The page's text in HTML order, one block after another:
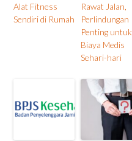
Alat Fitness
Sendiri di Rumah
Rawat Jalan,
Perlindungan
Penting untuk
Biaya Medis
Sehari-hari